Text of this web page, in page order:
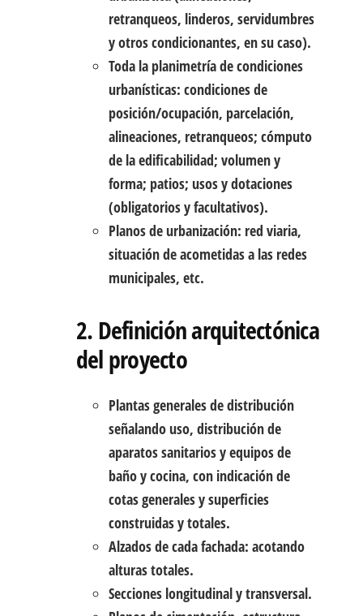
retranqueos, linderos, servidumbres
y otros condicionantes, en su caso).
Toda la planimetría de condiciones
urbanísticas: condiciones de
posición/ocupación, parcelación,
alineaciones, retranqueos; cómputo
de la edificabilidad; volumen y
forma; patios; usos y dotaciones
(obligatorios y facultativos).
Planos de urbanización: red viaria,
situación de acometidas a las redes
municipales, etc.
2. Definición arquitectónica
del proyecto
Plantas generales de distribución
señalando uso, distribución de
aparatos sanitarios y equipos de
baño y cocina, con indicación de
cotas generales y superficies
construidas y totales.
Alzados de cada fachada: acotando
alturas totales.
Secciones longitudinal y transversal.